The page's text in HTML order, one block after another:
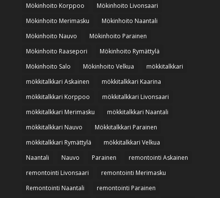
Mökinhoito Korppoo
Mökinhoito Livonsaari
Mökinhoito Merimasku
Mökinhoito Naantali
Mökinhoito Nauvo
Mökinhoito Parainen
Mökinhoito Raasepori
Mökinhoito Rymättylä
Mökinhoito Salo
Mökinhoito Velkua
mökkitalkkari
mökkitalkkari Askainen
mökkitalkkari Kaarina
mökkitalkkari Korppoo
mökkitalkkari Livonsaari
mökkitalkkari Merimasku
mökkitalkkari Naantali
mökkitalkkari Nauvo
Mökkitalkkari Parainen
mökkitalkkari Rymättylä
mökkitalkkari Velkua
Naantali
Nauvo Parainen
remontointi Askainen
remontointi Livonsaari
remontointi Merimasku
Remontointi Naantali
remontointi Parainen